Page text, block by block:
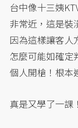
台中像十三姨
非常近，這是裝
因為這樣讓客人
怎麼可能如確定
個人開槍！根本
真是又學了一課！